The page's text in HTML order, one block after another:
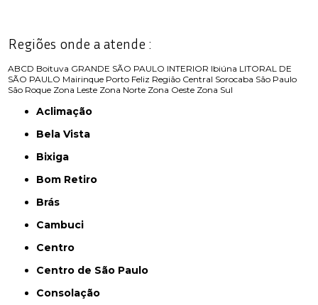
Regiões onde a atende :
ABCD Boituva GRANDE SÃO PAULO INTERIOR Ibiúna LITORAL DE
SÃO PAULO Mairinque Porto Feliz Região Central Sorocaba São Paulo
São Roque Zona Leste Zona Norte Zona Oeste Zona Sul
Aclimação
Bela Vista
Bixiga
Bom Retiro
Brás
Cambuci
Centro
Centro de São Paulo
Consolação